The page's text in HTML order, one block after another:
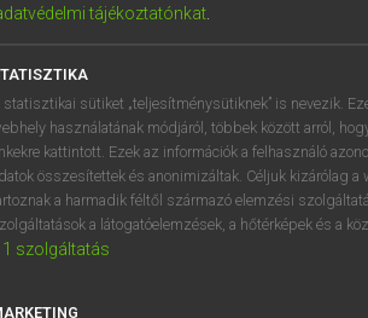
uniós terminológiai
VAN ELŐFIZETÉSED?
előfizetésem a teljes szócikk
tájékoztatónkat.
statisztikai sütiket „teljesítménysütiknek” is nevezik.
használatának módjáról, többek között arról,
kattintott. Ezek az információk a felhasználó
összesítettek és anonimizáltak. Céljuk kizárólag a
a harmadik féltől származó elemzési
a látogatóelemzések, a hőtérképek és a
1 szolgáltatás
DE CN FR ES IT NL
1 2 3 4 5 6
q w e r t z
a s d f g h j
í y x c v b